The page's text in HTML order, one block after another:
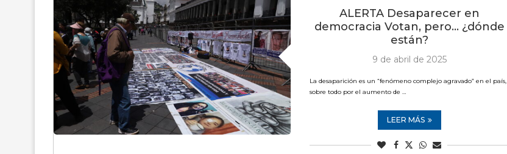
ALERTA Desaparecer en
democracia Votan, pero… ¿dónde
están?
9 de abril de 2025
La desaparición es un “fenómeno complejo agravado” en el país,
sobre todo por el aumento de …
LEER MÁS